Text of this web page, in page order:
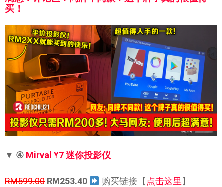
买！
▼ ④ Mirval Y7 迷你投影仪
RM599.00 RM253.40 购买链接【 点击这里 】